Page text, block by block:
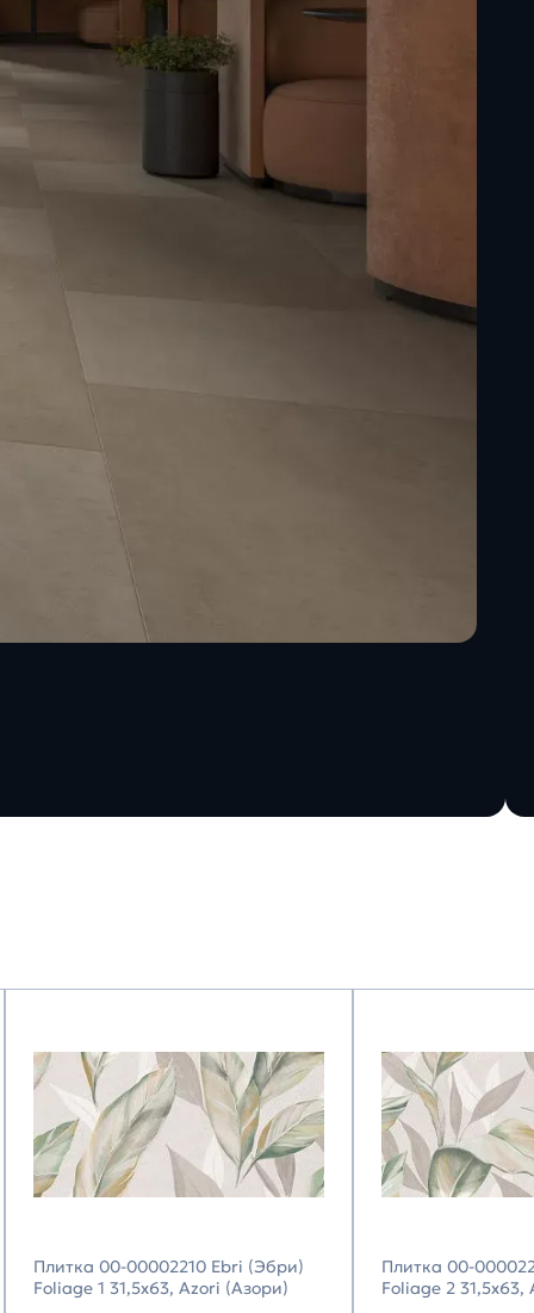
Плитка 00-00002210 Ebri (Эбри)
Foliage 1 31,5х63, Azori (Азори)
Плитка 00-
Foliage 2